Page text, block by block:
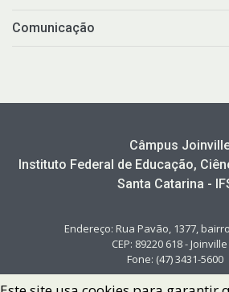
Comunicação
Câmpus
Instituto Federal de Educação,
Santa Catarina -
Endereço: Rua Pavão, 1377,
CEP: 89220 618 - Joinville
Fone: (47) 3431-5600